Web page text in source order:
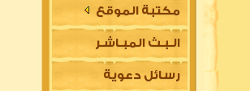
العلمية للتأسيس
في مقدمات العلوم
الشرعية (للتعليم
مكتبة الموقع
الـبـث المبـاشـر
رسائل دعوية